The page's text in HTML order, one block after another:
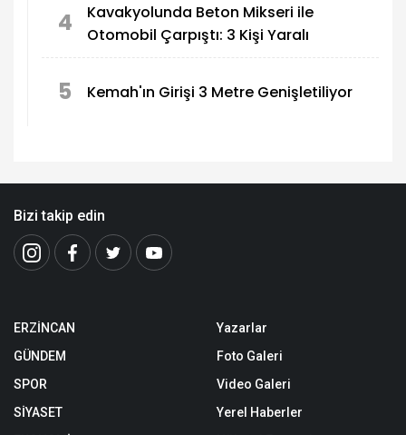
4
Kavakyolunda Beton Mikseri ile
Otomobil Çarpıştı: 3 Kişi Yaralı
5 Kemah'ın Girişi 3 Metre Genişletiliyor
Bizi takip edin
ERZİNCAN
GÜNDEM
SPOR
SİYASET
Yazarlar
Foto Galeri
Video Galeri
Yerel Haberler